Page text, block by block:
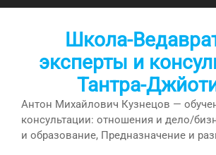
Перейти
Школа-
эксперты и
Тантра-
Антон Михайлович Кузнецов —
консультации: отношения и дело/
и образование, Предназначение и